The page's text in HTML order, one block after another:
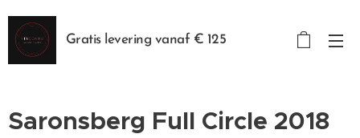
Gratis levering vanaf € 125
Saronsberg Full Circle 2018